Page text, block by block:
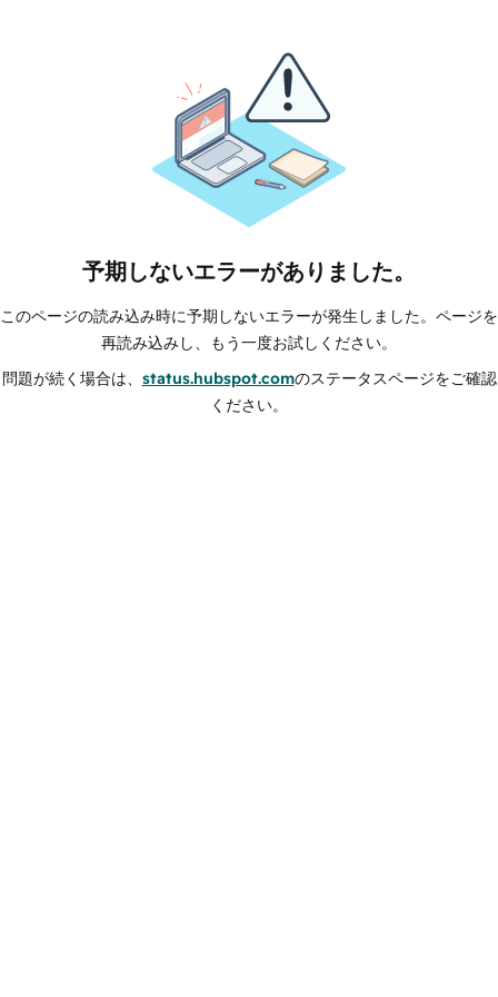
予期しないエラーがありました。
このページの読み込み時に予期しないエラーが発生しました。ページを
再読み込みし、もう一度お試しください。
問題が続く場合は、 status.hubspot.comのステータスページをご確認
ください。